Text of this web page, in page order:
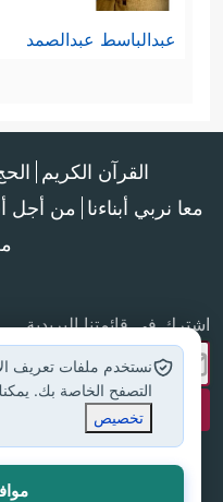
عبدالباسط عبدالصمد
القرآن الكريم
معا نربي أبناءنا من أجل
اشترك في قائمتنا البريدية
جميع الحقوق محفوظة
نستخدم ملفات تعريف
التصفح الخاصة بك.
تخصيص